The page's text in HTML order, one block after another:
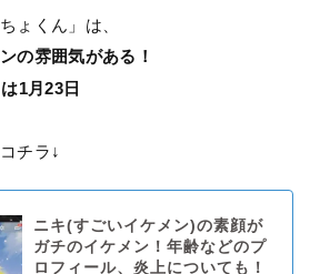
ょくん」は、
の雰囲気がある！
1月23日
チラ↓
ニキ(すごいイケメン)の素顔が
ガチのイケメン！年齢などのプ
ロフィール、炎上についても！